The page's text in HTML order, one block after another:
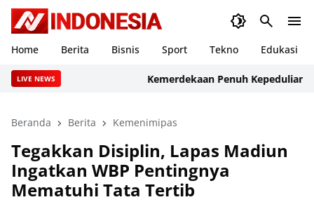
Home Berita Bisnis Sport Tekno Edukasi
LIVE NEWS Kemerdekaan Penuh Kepedulian,
Beranda Berita Kemenimipas
Tegakkan Disiplin, Lapas Madiun
Ingatkan WBP Pentingnya
Mematuhi Tata Tertib